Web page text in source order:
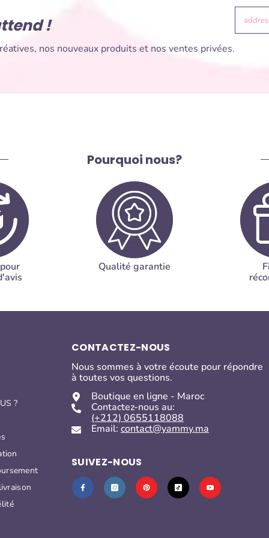
!
nos nouveaux produits et nos ventes privées.
Pourquoi nous?
Qualité garantie
?
CONTACTEZ-NOUS
Nous sommes à votre écoute pour répondre
à toutes vos questions.
Boutique en ligne - Maroc
Contactez-nous au:
(+212) 0655118088
Email: contact@yammy.ma
SUIVEZ-NOUS